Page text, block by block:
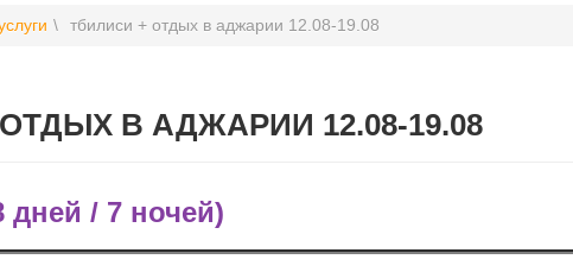
тбилиси + отдых в аджарии 12.08-19.08
В АДЖАРИИ 12.08-19.08
дней / 7 ночей)